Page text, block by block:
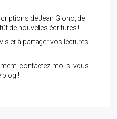
de Jean Giono, de
de nouvelles écritures !
et à partager vos lectures
contactez-moi si vous
blog !